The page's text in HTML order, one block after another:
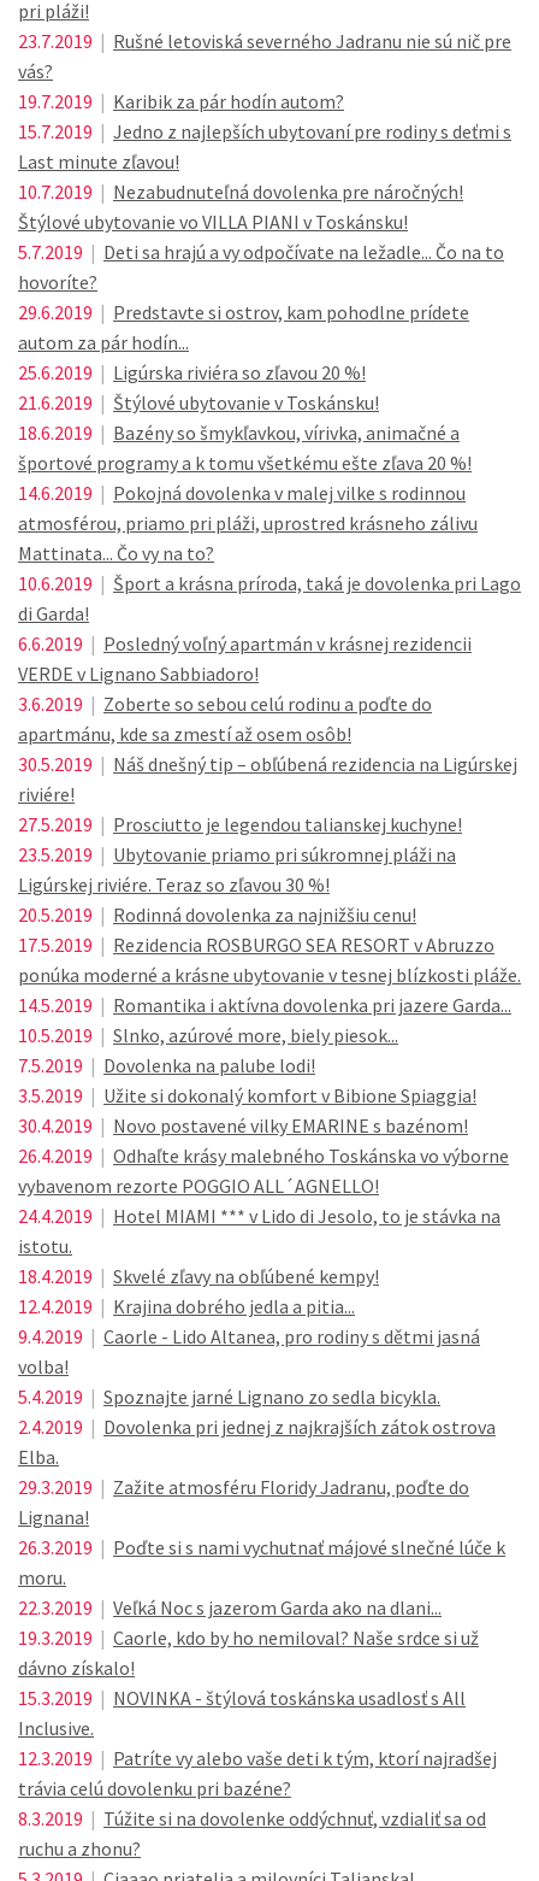
pri pláži!
23.7.2019 | Rušné letoviská severného Jadranu nie sú nič pre
vás?
19.7.2019 | Karibik za pár hodín autom?
15.7.2019 | Jedno z najlepších ubytovaní pre rodiny s deťmi s
Last minute zľavou!
10.7.2019 | Nezabudnuteľná dovolenka pre náročných!
Štýlové ubytovanie vo VILLA PIANI v Toskánsku!
5.7.2019 | Deti sa hrajú a vy odpočívate na ležadle... Čo na to
hovoríte?
29.6.2019 | Predstavte si ostrov, kam pohodlne prídete
autom za pár hodín...
25.6.2019 | Ligúrska riviéra so zľavou 20 %!
21.6.2019 | Štýlové ubytovanie v Toskánsku!
18.6.2019 | Bazény so šmykľavkou, vírivka, animačné a
športové programy a k tomu všetkému ešte zľava 20 %!
14.6.2019 | Pokojná dovolenka v malej vilke s rodinnou
atmosférou, priamo pri pláži, uprostred krásneho zálivu
Mattinata... Čo vy na to?
10.6.2019 | Šport a krásna príroda, taká je dovolenka pri Lago
di Garda!
6.6.2019 | Posledný voľný apartmán v krásnej rezidencii
VERDE v Lignano Sabbiadoro!
3.6.2019 | Zoberte so sebou celú rodinu a poďte do
apartmánu, kde sa zmestí až osem osôb!
30.5.2019 | Náš dnešný tip – obľúbená rezidencia na Ligúrskej
riviére!
27.5.2019 | Prosciutto je legendou talianskej kuchyne!
23.5.2019 | Ubytovanie priamo pri súkromnej pláži na
Ligúrskej riviére. Teraz so zľavou 30 %!
20.5.2019 | Rodinná dovolenka za najnižšiu cenu!
17.5.2019 | Rezidencia ROSBURGO SEA RESORT v Abruzzo
ponúka moderné a krásne ubytovanie v tesnej blízkosti pláže.
14.5.2019 | Romantika i aktívna dovolenka pri jazere Garda...
10.5.2019 | Slnko, azúrové more, biely piesok...
7.5.2019 | Dovolenka na palube lodi!
3.5.2019 | Užite si dokonalý komfort v Bibione Spiaggia!
30.4.2019 | Novo postavené vilky EMARINE s bazénom!
26.4.2019 | Odhaľte krásy malebného Toskánska vo výborne
vybavenom rezorte POGGIO ALL´AGNELLO!
24.4.2019 | Hotel MIAMI *** v Lido di Jesolo, to je stávka na
istotu.
18.4.2019 | Skvelé zľavy na obľúbené kempy!
12.4.2019 | Krajina dobrého jedla a pitia...
9.4.2019 | Caorle - Lido Altanea, pro rodiny s dětmi jasná
volba!
5.4.2019 | Spoznajte jarné Lignano zo sedla bicykla.
2.4.2019 | Dovolenka pri jednej z najkrajších zátok ostrova
Elba.
29.3.2019 | Zažite atmosféru Floridy Jadranu, poďte do
Lignana!
26.3.2019 | Poďte si s nami vychutnať májové slnečné lúče k
moru.
22.3.2019 | Veľká Noc s jazerom Garda ako na dlani...
19.3.2019 | Caorle, kdo by ho nemiloval? Naše srdce si už
dávno získalo!
15.3.2019 | NOVINKA - štýlová toskánska usadlosť s All
Inclusive.
12.3.2019 | Patríte vy alebo vaše deti k tým, ktorí najradšej
trávia celú dovolenku pri bazéne?
8.3.2019 | Túžite si na dovolenke oddýchnuť, vzdialiť sa od
ruchu a zhonu?